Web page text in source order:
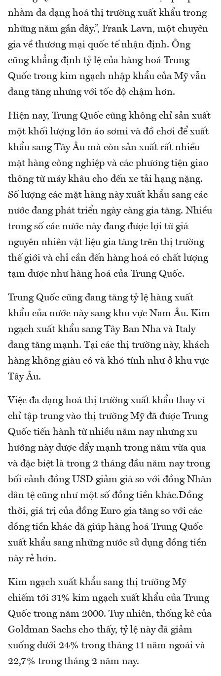
nhằm đa dạng hoá thị trường xuất khẩu trong
những năm gần đây.”, Frank Lavn, một chuyên
gia về thương mại quốc tế nhận định. Ông
cũng khẳng định tỷ lệ của hàng hoá Trung
Quốc trong kim ngạch nhập khẩu của Mỹ vẫn
đang tăng nhưng với tốc độ chậm hơn.
Hiện nay, Trung Quốc cũng không chỉ sản xuất
một khối lượng lớn áo sơmi và đồ chơi để xuất
khẩu sang Tây Âu mà còn sản xuất rất nhiều
mặt hàng công nghiệp và các phương tiện giao
thông từ máy khâu cho đến xe tải hạng nặng.
Số lượng các mặt hàng này xuất khẩu sang các
nước đang phát triển ngày càng gia tăng. Nhiều
trong số các nước này đang được lợi từ giá
nguyên nhiên vật liệu gia tăng trên thị trường
thế giới và chỉ cần đến hàng hoá có chất lượng
tạm được như hàng hoá của Trung Quốc.
Trung Quốc cũng đang tăng tỷ lệ hàng xuất
khẩu của nước này sang khu vực Nam Âu. Kim
ngạch xuất khẩu sang Tây Ban Nha và Italy
đang tăng mạnh. Tại các thị trường này, khách
hàng không giàu có và khó tính như ở khu vực
Tây Âu.
Việc đa dạng hoá thị trường xuất khẩu thay vì
chỉ tập trung vào thị trường Mỹ đã được Trung
Quốc tiến hành từ nhiều năm nay nhưng xu
hướng này được đẩy mạnh trong năm vừa qua
và đặc biệt là trong 2 tháng đầu năm nay trong
bối cảnh đồng USD giảm giá so với đồng Nhân
dân tệ cũng như một số đồng tiền khác.Đồng
thời, giá trị của đồng Euro gia tăng so với các
đồng tiền khác đã giúp hàng hoá Trung Quốc
xuất khẩu sang những nước sử dụng đồng tiền
này rẻ hơn.
Kim ngạch xuất khẩu sang thị trường Mỹ
chiếm tới 31% kim ngạch xuất khẩu của Trung
Quốc trong năm 2000. Tuy nhiên, thống kê của
Goldman Sachs cho thấy, tỷ lệ này đã giảm
xuống dưới 24% trong tháng 11 năm ngoái và
22,7% trong tháng 2 năm nay.